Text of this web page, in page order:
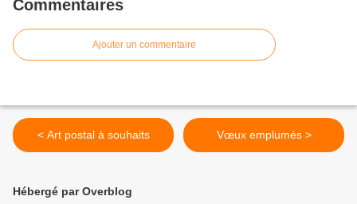
Commentaires
Ajouter un commentaire
< Art postal à souhaits Vœux emplumés >
Hébergé par Overblog